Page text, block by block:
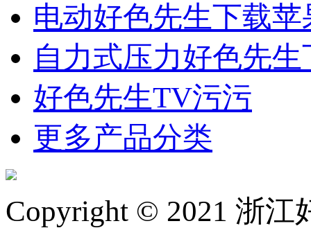
电动好色先生下载
自力式压力好色先
好色先生TV污污
更多产品分类
Copyright © 2021 浙